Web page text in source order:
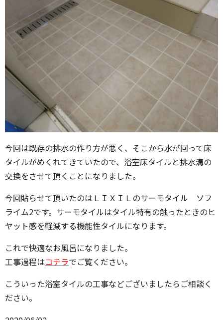
今回は既存の排水の作り方が悪く、そこから水が回って床
タイルがめくれてきていたので、浴室床タイルと排水溝の
交換をさせて頂くことになりました。
今回貼らせて頂いたのはＬＩＸＩＬのサーモタイル ソフ
ライム2です。サーモタイルはタイル特有の触ったときのヒ
ヤット感を軽減する機能性タイルになります。
これで快適なお風呂になりました。
工事過程はコチラでご覧ください。
こういった浴室タイルの工事などございましたらご相談く
ださい。